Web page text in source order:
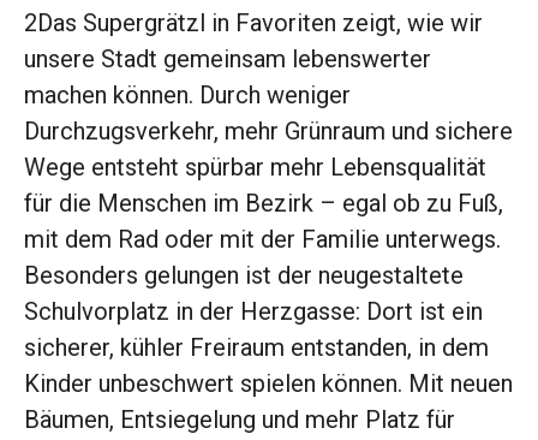
2Das Supergrätzl in Favoriten zeigt, wie wir
unsere Stadt gemeinsam lebenswerter
machen können. Durch weniger
Durchzugsverkehr, mehr Grünraum und sichere
Wege entsteht spürbar mehr Lebensqualität
für die Menschen im Bezirk – egal ob zu Fuß,
mit dem Rad oder mit der Familie unterwegs.
Besonders gelungen ist der neugestaltete
Schulvorplatz in der Herzgasse: Dort ist ein
sicherer, kühler Freiraum entstanden, in dem
Kinder unbeschwert spielen können. Mit neuen
Bäumen, Entsiegelung und mehr Platz für